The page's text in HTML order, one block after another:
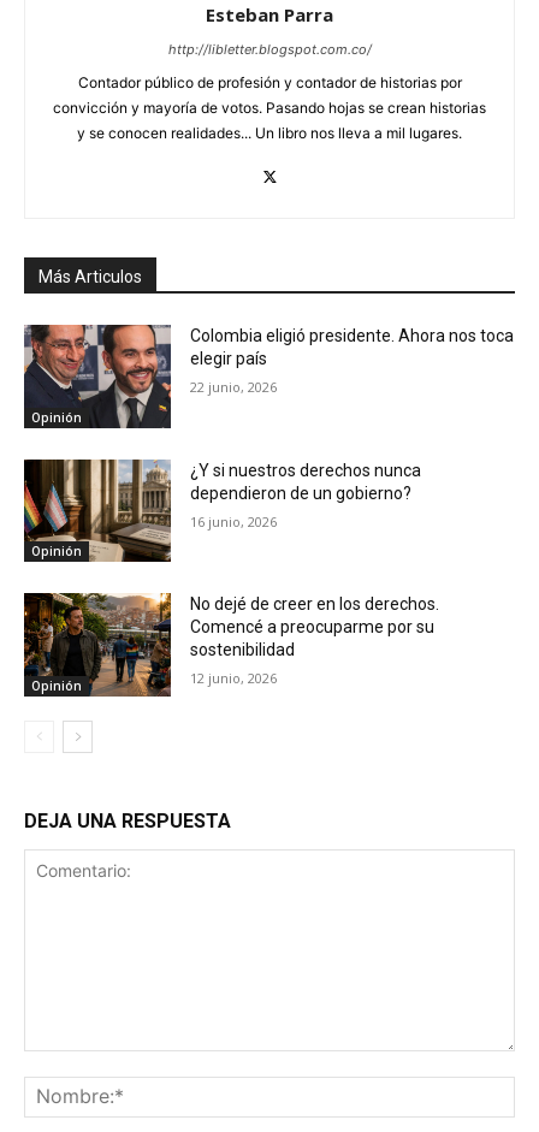
Esteban Parra
http://libletter.blogspot.com.co/
Contador público de profesión y contador de historias por
convicción y mayoría de votos. Pasando hojas se crean historias
y se conocen realidades... Un libro nos lleva a mil lugares.
Más Articulos
Opinión
Colombia eligió presidente. Ahora nos toca
elegir país
22 junio, 2026
Opinión
¿Y si nuestros derechos nunca
dependieron de un gobierno?
16 junio, 2026
Opinión
No dejé de creer en los derechos.
Comencé a preocuparme por su
sostenibilidad
12 junio, 2026
DEJA UNA RESPUESTA